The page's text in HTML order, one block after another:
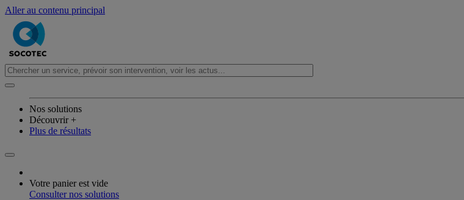
Aller au contenu principal
Nos solutions
Découvrir +
Plus de résultats
Votre panier est vide
Consulter nos solutions